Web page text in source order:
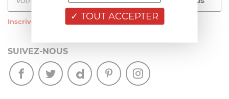
Inscrivez-vous à notre newsletter
SUIVEZ-NOUS
TOUT ACCEPTER